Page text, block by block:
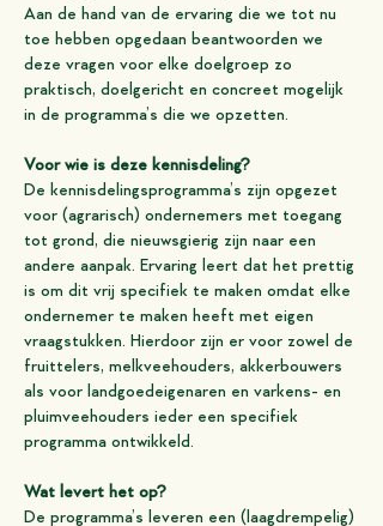
Aan de hand van de ervaring die we tot nu
toe hebben opgedaan beantwoorden we
deze vragen voor elke doelgroep zo
praktisch, doelgericht en concreet mogelijk
in de programma’s die we opzetten.
Voor wie is deze kennisdeling?
De kennisdelingsprogramma’s zijn opgezet
voor (agrarisch) ondernemers met toegang
tot grond, die nieuwsgierig zijn naar een
andere aanpak. Ervaring leert dat het prettig
is om dit vrij specifiek te maken omdat elke
ondernemer te maken heeft met eigen
vraagstukken. Hierdoor zijn er voor zowel de
fruittelers, melkveehouders, akkerbouwers
als voor landgoedeigenaren en varkens- en
pluimveehouders ieder een specifiek
programma ontwikkeld.
Wat levert het op?
De programma’s leveren een (laagdrempelig)